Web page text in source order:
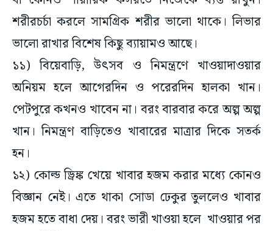
শরীরচর্চা করলে সামগ্রিক শরীর ভালো থাকে। লিভার
ভালো রাখার বিশেষ কিছু ব্যায়ামও আছে।
১১) বিয়েবাড়ি, উৎসব ও নিমন্ত্রণে খাওয়াদাওয়ার
অনিয়ম হলে আগেরদিন ও পরেরদিন হালকা খান।
পেটপুরে কখনও খাবেন না। বরং বারবার করে অল্প অল্প
খান। নিমন্ত্রণ বাড়িতেও খাবারের মাত্রার দিকে সতর্ক
হন।
১২) কোল্ড ড্রিঙ্ক খেয়ে খাবার হজম করার মধ্যে কোনও
বিজ্ঞান নেই। এতে থাকা সোডা ঢেকুর তুললেও খাবার
হজম হতে বাধা দেয়। বরং ভারী খাওয়া হলে খাওয়ার পর